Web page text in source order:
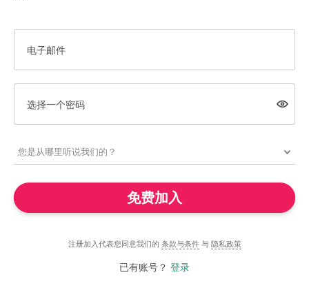
电子邮件
选择一个密码
免费加入
注册加入代表您同意我们的 条款与条件 与 隐私政策
已有账号？ 登录